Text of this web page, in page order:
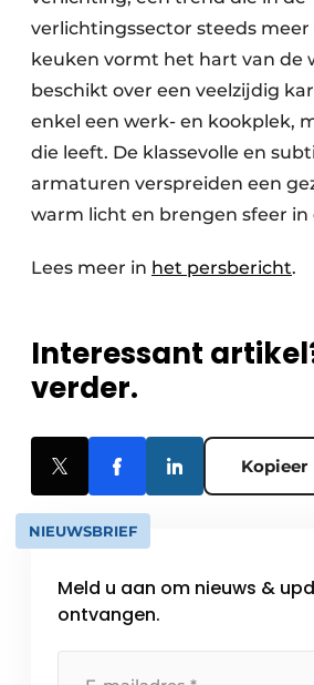
verlichtingssector steeds
keuken vormt het hart van de
beschikt over een veelzijdig
enkel een werk- en kookplek,
die leeft. De klassevolle en
armaturen verspreiden een
warm licht en brengen sfeer in
Lees meer in het persbericht.
Interessant
verder.
Kopieer
NIEUWSBRIEF
Meld u aan om nieuws &
ontvangen.